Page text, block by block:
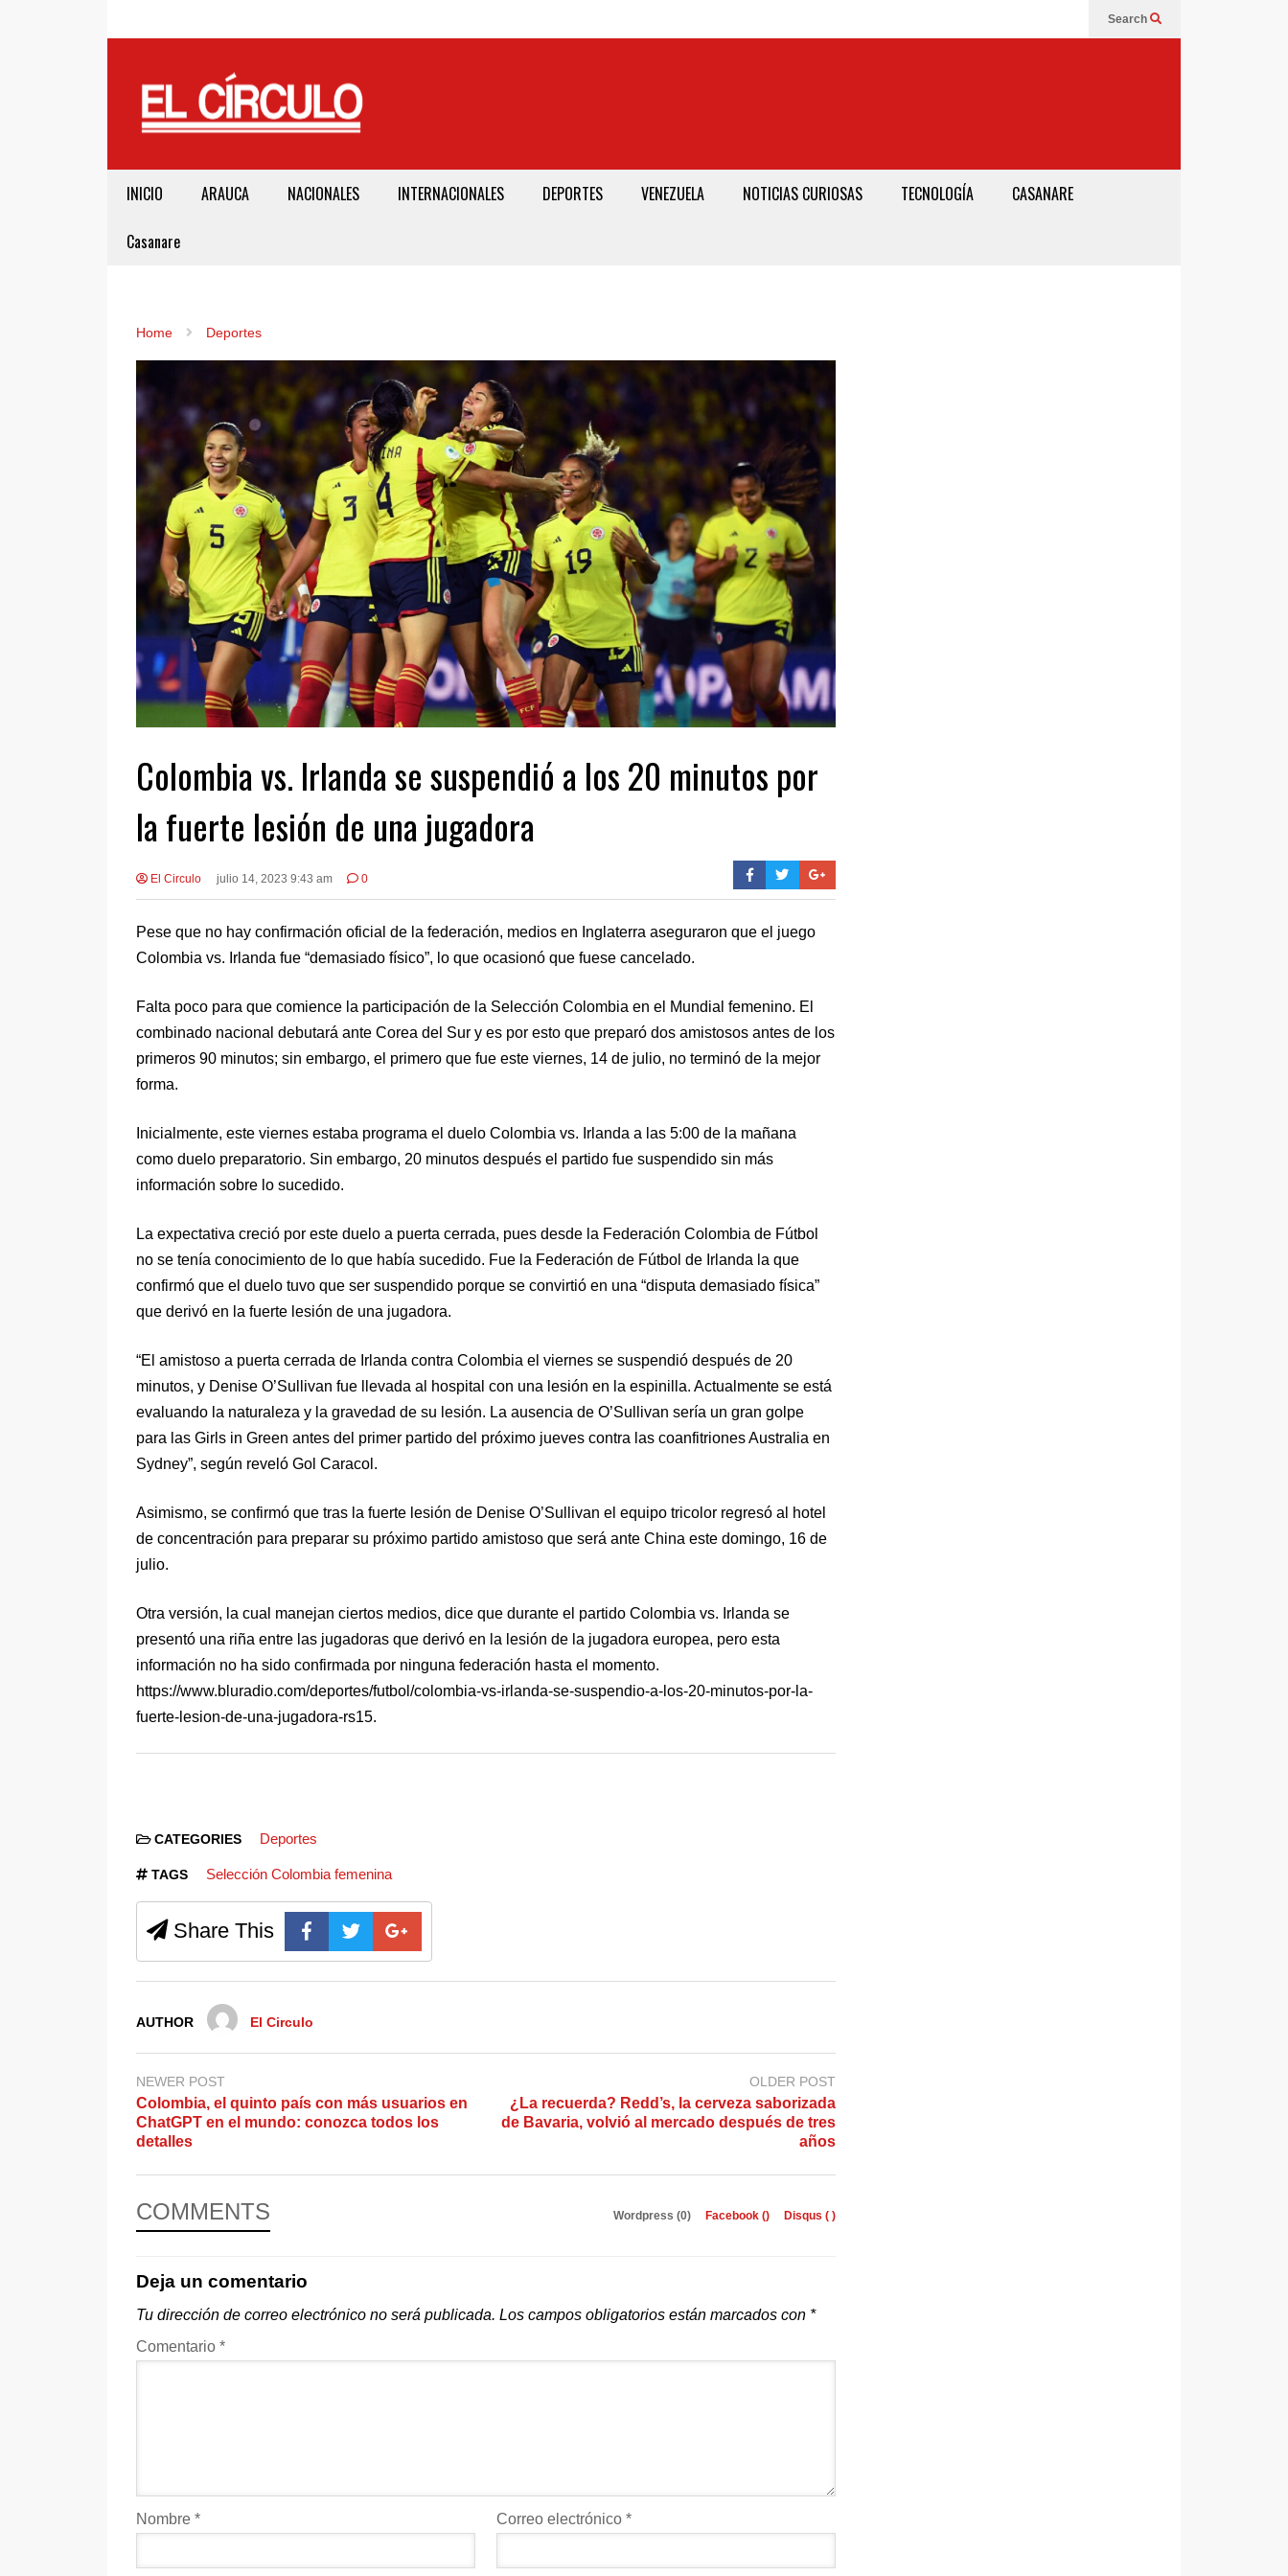
Search
INICIO ARAUCA NACIONALES INTERNACIONALES DEPORTES VENEZUELA NOTICIAS CURIOSAS TECNOLOGÍA CASANARE
Casanare
Home Deportes
Colombia vs. Irlanda se suspendió a los 20 minutos por
la fuerte lesión de una jugadora
El Circulo julio 14, 2023 9:43 am 0
Pese que no hay confirmación oficial de la federación, medios en Inglaterra aseguraron que el juego
Colombia vs. Irlanda fue “demasiado físico”, lo que ocasionó que fuese cancelado.
Falta poco para que comience la participación de la Selección Colombia en el Mundial femenino. El
combinado nacional debutará ante Corea del Sur y es por esto que preparó dos amistosos antes de los
primeros 90 minutos; sin embargo, el primero que fue este viernes, 14 de julio, no terminó de la mejor
forma.
Inicialmente, este viernes estaba programa el duelo Colombia vs. Irlanda a las 5:00 de la mañana
como duelo preparatorio. Sin embargo, 20 minutos después el partido fue suspendido sin más
información sobre lo sucedido.
La expectativa creció por este duelo a puerta cerrada, pues desde la Federación Colombia de Fútbol
no se tenía conocimiento de lo que había sucedido. Fue la Federación de Fútbol de Irlanda la que
confirmó que el duelo tuvo que ser suspendido porque se convirtió en una “disputa demasiado física”
que derivó en la fuerte lesión de una jugadora.
“El amistoso a puerta cerrada de Irlanda contra Colombia el viernes se suspendió después de 20
minutos, y Denise O’Sullivan fue llevada al hospital con una lesión en la espinilla. Actualmente se está
evaluando la naturaleza y la gravedad de su lesión. La ausencia de O’Sullivan sería un gran golpe
para las Girls in Green antes del primer partido del próximo jueves contra las coanfitriones Australia en
Sydney”, según reveló Gol Caracol.
Asimismo, se confirmó que tras la fuerte lesión de Denise O’Sullivan el equipo tricolor regresó al hotel
de concentración para preparar su próximo partido amistoso que será ante China este domingo, 16 de
julio.
Otra versión, la cual manejan ciertos medios, dice que durante el partido Colombia vs. Irlanda se
presentó una riña entre las jugadoras que derivó en la lesión de la jugadora europea, pero esta
información no ha sido confirmada por ninguna federación hasta el momento.
https://www.bluradio.com/deportes/futbol/colombia-vs-irlanda-se-suspendio-a-los-20-minutos-por-la-
fuerte-lesion-de-una-jugadora-rs15.
CATEGORIES Deportes
TAGS Selección Colombia femenina
Share This
AUTHOR El Circulo
NEWER POST
Colombia, el quinto país con más usuarios en
ChatGPT en el mundo: conozca todos los
detalles
OLDER POST
¿La recuerda? Redd’s, la cerveza saborizada
de Bavaria, volvió al mercado después de tres
años
COMMENTS Wordpress (0) Facebook () Disqus ( )
Deja un comentario
Tu dirección de correo electrónico no será publicada. Los campos obligatorios están marcados con *
Comentario *
Nombre * Correo electrónico *